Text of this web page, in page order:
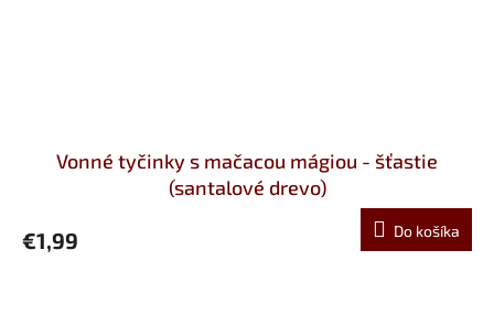
Vonné tyčinky s mačacou mágiou - šťastie
(santalové drevo)
€1,99 Do košíka